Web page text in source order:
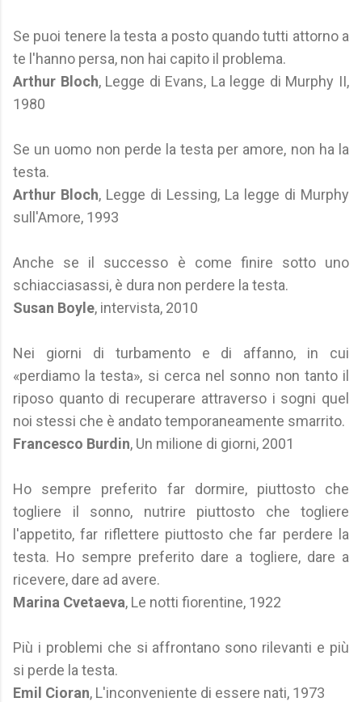
Se puoi tenere la testa a posto quando tutti attorno a
te l'hanno persa, non hai capito il problema.
Arthur Bloch, Legge di Evans, La legge di Murphy II,
1980
Se un uomo non perde la testa per amore, non ha la
testa.
Arthur Bloch, Legge di Lessing, La legge di Murphy
sull'Amore, 1993
Anche se il successo è come finire sotto uno
schiacciasassi, è dura non perdere la testa.
Susan Boyle, intervista, 2010
Nei giorni di turbamento e di affanno, in cui
«perdiamo la testa», si cerca nel sonno non tanto il
riposo quanto di recuperare attraverso i sogni quel
noi stessi che è andato temporaneamente smarrito.
Francesco Burdin, Un milione di giorni, 2001
Ho sempre preferito far dormire, piuttosto che
togliere il sonno, nutrire piuttosto che togliere
l'appetito, far riflettere piuttosto che far perdere la
testa. Ho sempre preferito dare a togliere, dare a
ricevere, dare ad avere.
Marina Cvetaeva, Le notti fiorentine, 1922
Più i problemi che si affrontano sono rilevanti e più
si perde la testa.
Emil Cioran, L'inconveniente di essere nati, 1973